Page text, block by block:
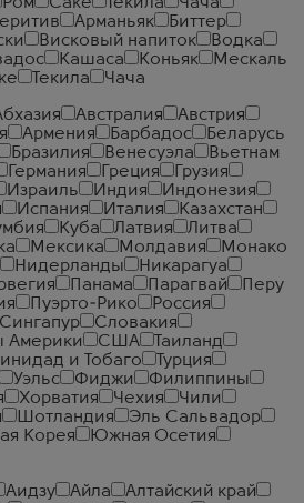
Арманьяк
Биттер
Висковый напиток
Водка
Кашаса Коньяк
Мескаль
Текила
Чача
Австралия
Австрия
Армения Барбадос
Беларусь
Бразилия Венесуэла
Вьетнам
Германия Греция
Грузия
Израиль Индия
Индонезия
Испания Италия
Казахстан
Куба Латвия
Литва
Мексика Молдавия
Монако
Нидерланды
Никарагуа
Панама Парагвай
Перу
Пуэрто-Рико
Россия
Сингапур
Словакия
Америки
США
Таиланд
и Тобаго
Турция
Уэльс Фиджи
Филиппины
Хорватия Чехия
Чили
Шотландия
Эль Сальвадор
Корея
Южная Осетия
Аидзу Айла
Алтайский край